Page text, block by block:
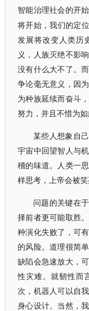
智能治理社会的开
将开始，我们的定
发展将改变人类历
义，人族灭绝不影
没有什么大不了。
争论毫无意义，因
为种族延续而奋斗
努力，并且不惜为
某些人想象自
宇宙中回望智人与
稽的味道。人类一
样思考，上帝会被笑
问题的关键在
择前者更可能取胜
种演化失败了，可
的风险。道理很简
缺陷会急速放大，
性灾难。就韧性而
次，机器人可以自
身心设计。当然，